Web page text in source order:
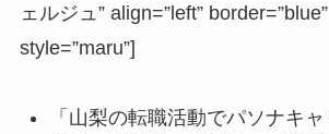
ェルジュ” align=”left”
style=”maru”]
「山梨の転職活動でパソナキ